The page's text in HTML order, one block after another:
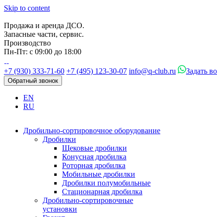
Skip to content
Продажа и аренда ДСО.
Запасные части, сервис.
Производство
Пн-Пт: с 09:00 до 18:00
+7 (930) 333-71-60 +7 (495) 123-30-07 info@q-club.ru Задать
Обратный звонок
EN
RU
Дробильно-сортировочное оборудование
Дробилки
Щековые дробилки
Конусная дробилка
Роторная дробилка
Мобильные дробилки
Дробилки полумобильные
Стационарная дробилка
Дробильно-сортировочные
установки